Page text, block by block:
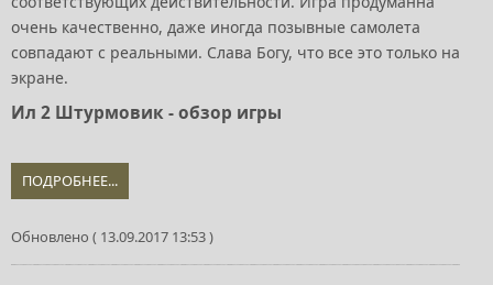
очень качественно, даже иногда позывные самолета
совпадают с реальными. Слава Богу, что все это только на
экране.
Ил 2 Штурмовик - обзор игры
ПОДРОБНЕЕ...
Обновлено ( 13.09.2017 13:53 )